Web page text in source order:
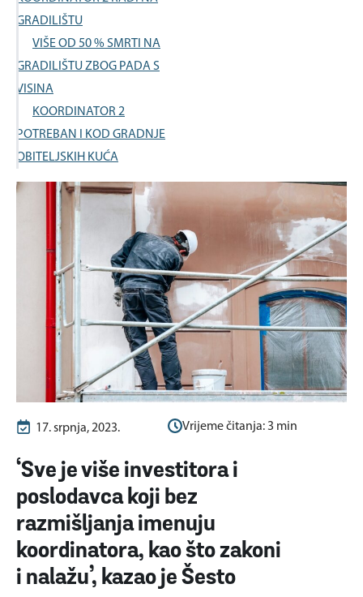
GRADILIŠTU
VIŠE OD 50 % SMRTI NA
GRADILIŠTU ZBOG PADA S
VISINA
KOORDINATOR 2
POTREBAN I KOD GRADNJE
OBITELJSKIH KUĆA
17. srpnja, 2023. Vrijeme čitanja: 3 min
‘Sve je više investitora i
poslodavca koji bez
razmišljanja imenuju
koordinatora, kao što zakoni
i nalažu’, kazao je Šesto